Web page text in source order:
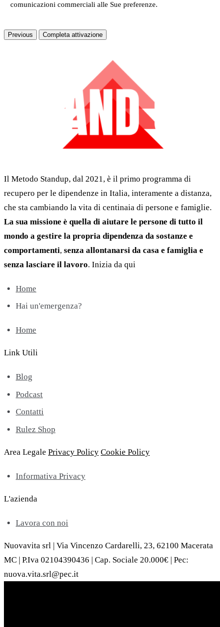
comunicazioni commerciali alle Sue preferenze.
Previous Completa attivazione
Il Metodo Standup, dal 2021, è il primo programma di
recupero per le dipendenze in Italia, interamente a distanza,
che sta cambiando la vita di centinaia di persone e famiglie.
La sua missione è quella di aiutare le persone di tutto il
mondo a gestire la propria dipendenza da sostanze e
comportamenti, senza allontanarsi da casa e famiglia e
senza lasciare il lavoro. Inizia da qui
Home
Hai un'emergenza?
Home
Link Utili
Blog
Podcast
Contatti
Rulez Shop
Area Legale Privacy Policy Cookie Policy
Informativa Privacy
L'azienda
Lavora con noi
Nuovavita srl | Via Vincenzo Cardarelli, 23, 62100 Macerata
MC | P.Iva 02104390436 | Cap. Sociale 20.000€ | Pec:
nuova.vita.srl@pec.it